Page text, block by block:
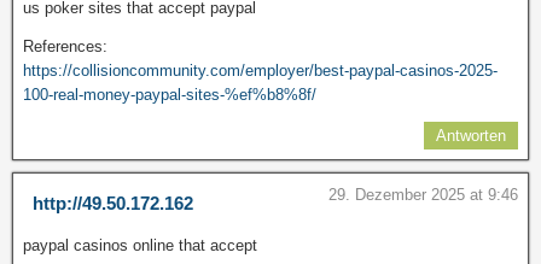
us poker sites that accept paypal
References:
https://collisioncommunity.com/employer/best-paypal-casinos-2025-
100-real-money-paypal-sites-%ef%b8%8f/
Antworten
http://49.50.172.162 29. Dezember 2025 at 9:46
paypal casinos online that accept